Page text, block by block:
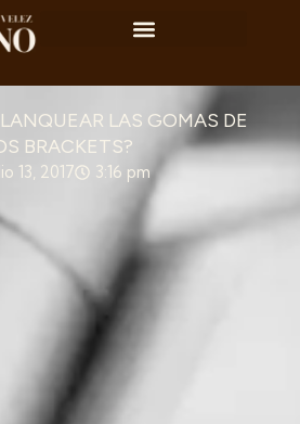
LAS GOMAS DE
BRACKETS?
13, 2017 3:16 pm